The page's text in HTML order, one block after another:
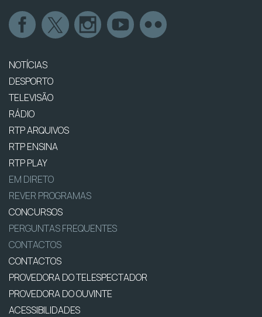
NOTÍCIAS
DESPORTO
TELEVISÃO
RÁDIO
RTP ARQUIVOS
RTP ENSINA
RTP PLAY
EM DIRETO
REVER PROGRAMAS
CONCURSOS
PERGUNTAS FREQUENTES
CONTACTOS
CONTACTOS
PROVEDORA DO TELESPECTADOR
PROVEDORA DO OUVINTE
ACESSIBILIDADES